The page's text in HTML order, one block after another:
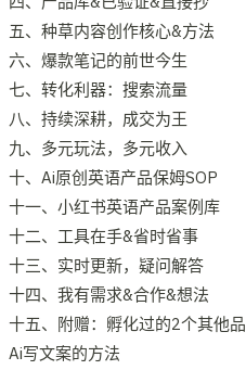
五、种草内容创作核心&方法
六、爆款笔记的前世今生
七、转化利器：搜索流量
八、持续深耕，成交为王
九、多元玩法，多元收入
十、Ai原创英语产品保姆SOP
十一、小红书英语产品案例库
十二、工具在手&省时省事
十三、实时更新，疑问解答
十四、我有需求&合作&想法
十五、附赠：孵化过的2个其他品
Ai写文案的方法